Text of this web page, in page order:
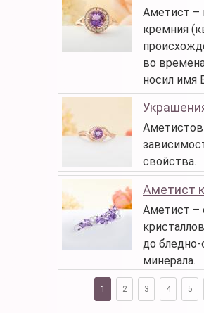
Аметист –
кремния
во
носил имя
свойства.
Аметист
Аметист –
до
минерала.
1 2 3 4 5